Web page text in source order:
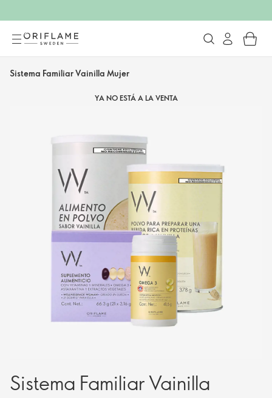
Sistema Familiar Vainilla Mujer
YA NO ESTÁ A LA VENTA
Sistema Familiar Vainilla